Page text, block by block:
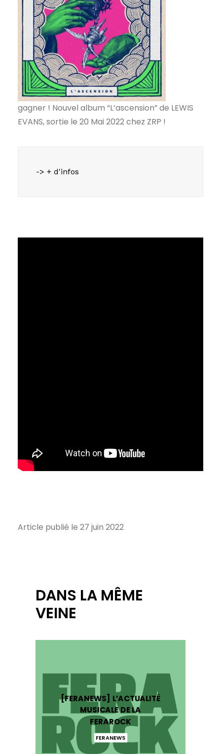
gagner ! Nouvel album “L’ascension” de LEWIS
EVANS, sortie le 20 Mai 2022 chez ZRP !
-> + d'infos
Article publié le 27 juin 2022
DANS LA MÊME
VEINE
[FERANEWS] L’ACTUALITÉ
MUSICALE DE LA
FERAROCK
FERANEWS